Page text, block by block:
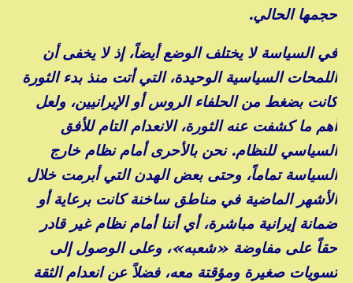
حجمها الحالي.
في السياسة لا يختلف الوضع أيضاً، إذ لا يخفى أن
اللمحات السياسية الوحيدة، التي أتت منذ بدء الثورة
كانت بضغط من الحلفاء الروس أو الإيرانيين، ولعل
أهم ما كشفت عنه الثورة، الانعدام التام للأفق
السياسي للنظام. نحن بالأحرى أمام نظام خارج
السياسة تماماً، وحتى بعض الهدن التي أبرمت خلال
الأشهر الماضية في مناطق ساخنة كانت برعاية أو
ضمانة إيرانية مباشرة، أي أننا أمام نظام غير قادر
حقاً على مفاوضة «شعبه»، وعلى الوصول إلى
تسويات صغيرة ومؤقتة معه، فضلاً عن انعدام الثقة